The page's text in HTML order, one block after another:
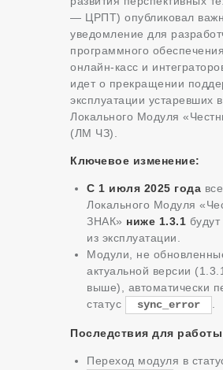
— ЦРПТ) опубликовал
уведомление для
программного
онлайн-касс и
идет о прекращении
эксплуатации устаревших
Локального Модуля
(ЛМ ЧЗ).
Ключевое изменение:
С 1 июля 2025 года
Локального Модуля
ЗНАК» ниже 1.3.1
из эксплуатации.
Модули, не
актуальной версии
выше), автоматически
статус
sync_error
Последствия для работы
Переход модуля в